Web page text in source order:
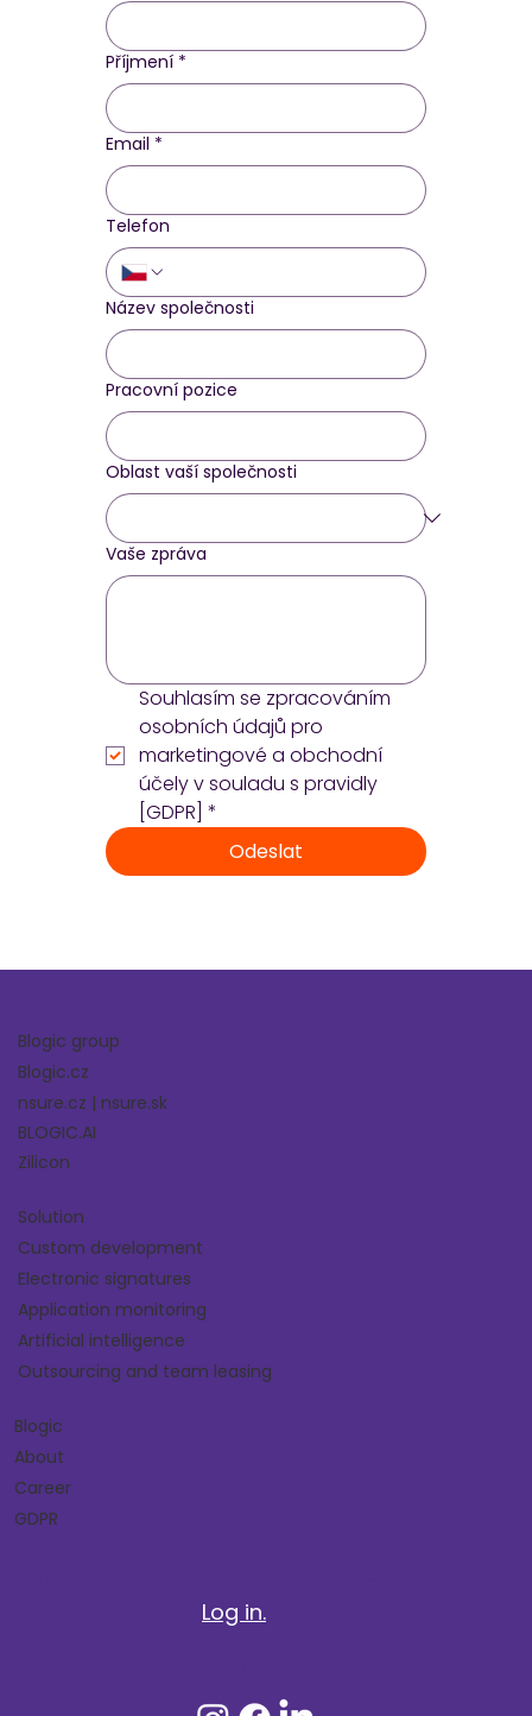
Příjmení *
Email *
Telefon
Název společnosti
Pracovní pozice
Oblast vaší společnosti
Vaše zpráva
Souhlasím se zpracováním
osobních údajů pro
marketingové a obchodní
účely v souladu s pravidly
[GDPR] *
Odeslat
Blogic group
Blogic.cz
nsure.cz | nsure.sk
BLOGIC.AI
Zilicon
Solution
Custom development
Electronic signatures
Application monitoring
Outsourcing and team leasing
Artificial intelligence
Blogic
About
Career
GDPR
Log in.